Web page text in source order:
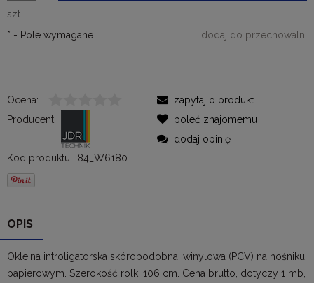
szt.
dodaj do przechowalni
* - Pole wymagane
Ocena:
Producent:
Kod produktu: 84_W6180
zapytaj o produkt
poleć znajomemu
dodaj opinię
OPIS
Okleina introligatorska skóropodobna, winylowa (PCV) na nośniku
papierowym. Szerokość rolki 106 cm. Cena brutto, dotyczy 1 mb,